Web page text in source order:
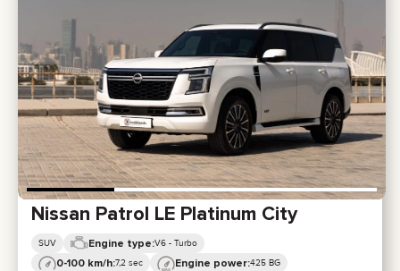
Nissan Patrol LE Platinum City
SUV Engine type:V6 - Turbo
0-100 km/h:7,2 sec Engine power:425 BG